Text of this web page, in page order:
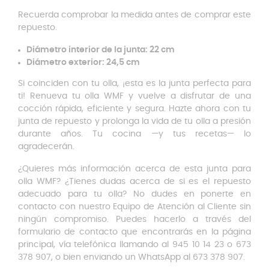
Recuerda comprobar la medida antes de comprar este
repuesto.
Diámetro interior de la junta: 22 cm
Diámetro exterior: 24,5 cm
Si coinciden con tu olla, ¡esta es la junta perfecta para
ti! Renueva tu olla WMF y vuelve a disfrutar de una
cocción rápida, eficiente y segura. Hazte ahora con tu
junta de repuesto y prolonga la vida de tu olla a presión
durante años. Tu cocina —y tus recetas— lo
agradecerán.
¿Quieres más información acerca de esta junta para
olla WMF? ¿Tienes dudas acerca de si es el repuesto
adecuado para tu olla? No dudes en ponerte en
contacto con nuestro Equipo de Atención al Cliente sin
ningún compromiso. Puedes hacerlo a través del
formulario de contacto que encontrarás en la página
principal, vía telefónica llamando al 945 10 14 23 o 673
378 907, o bien enviando un WhatsApp al 673 378 907.